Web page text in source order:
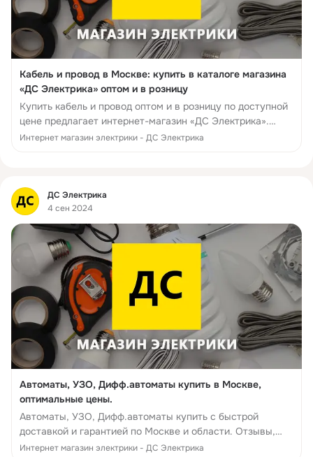
Кабель и провод в Москве: купить в каталоге магазина
«ДС Электрика» оптом и в розницу
Купить кабель и провод оптом и в розницу по доступной
цене предлагает интернет-магазин «ДС Электрика».
Уточнить необходимую информацию о марке кабель и
Интернет магазин электрики - ДС Электрика
Фид
ДС Электрика
4 сен 2024
Автоматы, УЗО, Дифф.автоматы купить в Москве,
оптимальные цены.
Автоматы, УЗО, Дифф.автоматы купить с быстрой
доставкой и гарантией по Москве и области. Отзывы,
выбор по параметрам, производители, фото, статьи и
Интернет магазин электрики - ДС Электрика